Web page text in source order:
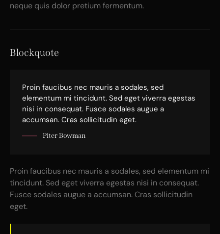
neque quis dolor pretium fermentum.
Blockquote
Proin faucibus nec mauris a sodales, sed
elementum mi tincidunt. Sed eget viverra egestas
nisi in consequat. Fusce sodales augue a
accumsan. Cras sollicitudin eget.
Piter Bowman
Proin faucibus nec mauris a sodales, sed elementum mi
tincidunt. Sed eget viverra egestas nisi in consequat.
Fusce sodales augue a accumsan. Cras sollicitudin
eget.